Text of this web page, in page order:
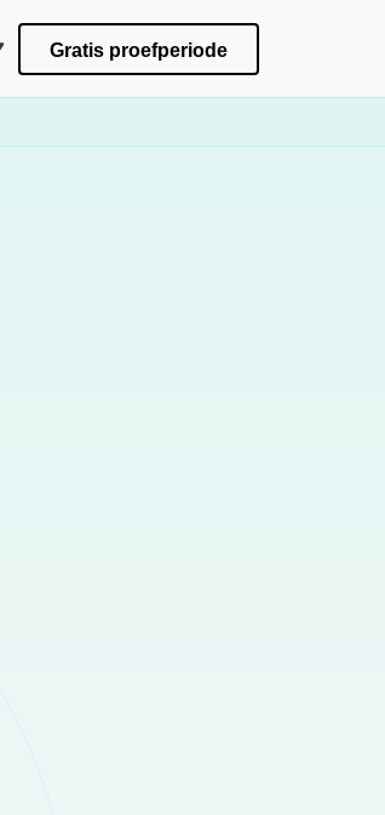
Gratis proefperiode